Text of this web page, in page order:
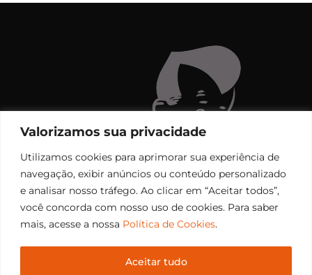
Valorizamos sua privacidade
Utilizamos cookies para aprimorar sua experiência de
navegação, exibir anúncios ou conteúdo personalizado
e analisar nosso tráfego. Ao clicar em “Aceitar todos”,
você concorda com nosso uso de cookies. Para saber
mais, acesse a nossa Política de Cookies.
Aceitar tudo